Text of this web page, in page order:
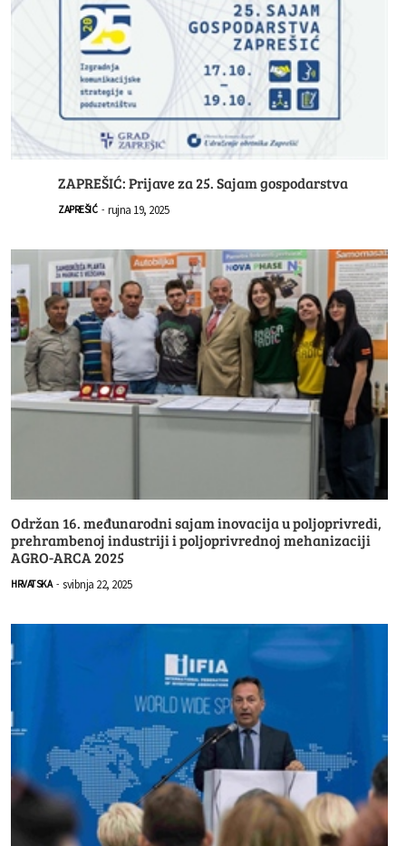
ZAPREŠIĆ: Prijave za 25. Sajam gospodarstva
ZAPREŠIĆ - rujna 19, 2025
Održan 16. međunarodni sajam inovacija u poljoprivredi,
prehrambenoj industriji i poljoprivrednoj mehanizaciji
AGRO-ARCA 2025
HRVATSKA - svibnja 22, 2025